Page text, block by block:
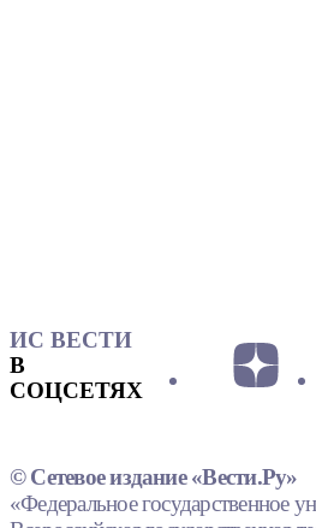
ИС ВЕСТИ
В
СОЦСЕТЯХ
© Сетевое издание «Вести.Ру»
«Федеральное государственное